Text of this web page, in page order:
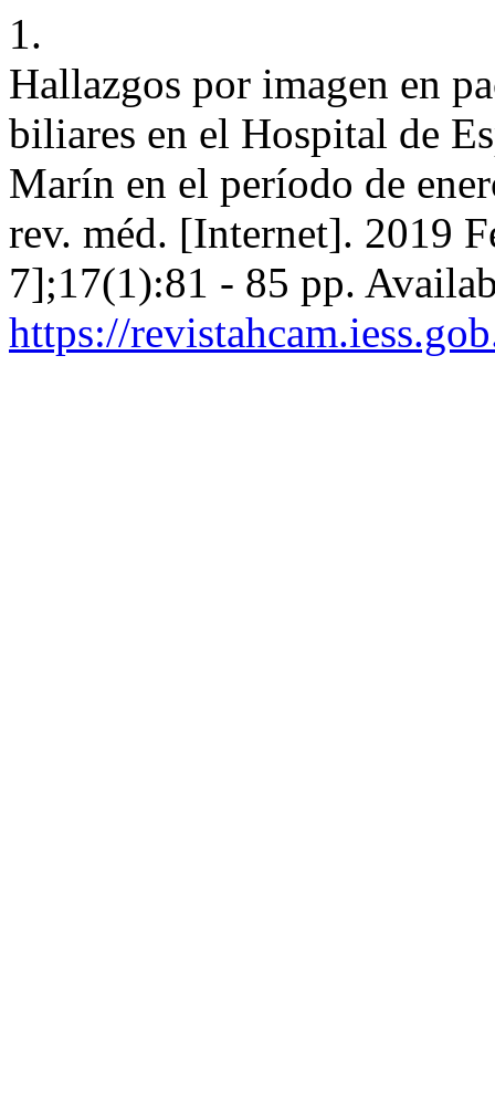
1.
Hallazgos por imagen en
biliares en el Hospital de
Marín en el período de
rev. méd. [Internet]. 2019
7];17(1):81 - 85 pp.
https://